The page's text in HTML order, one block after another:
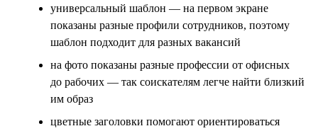
универсальный шаблон — на первом экране
показаны разные профили сотрудников, поэтому
шаблон подходит для разных вакансий
на фото показаны разные профессии от офисных
до рабочих — так соискателям легче найти близкий
им образ
цветные заголовки помогают ориентироваться